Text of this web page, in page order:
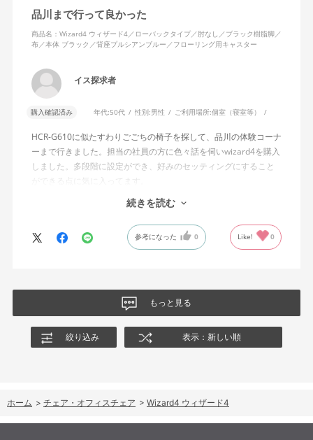
あれば、ロッキング機能としてどのような使用感を想定している
のか疑問に感じています。
角度でもバランスをとりやすい反力特性に自動調整する機能」と
説明されています。しかし、この機能と、最弱設定でも背もたれ
説明を読んでも理解できませんでした。
問い合わせに対しては、「オートフィットシンクロロッキングの
反力特性を自動調整する機能が働いているため」「Wizard2とは機
構が異なるため、同じ挙動にはならない」との回答をいただきま
強度調整との関係や、最弱設定であっても大きな反力が残る理由
製品自体に不具合があるとは考えていませんが、少なくとも私の
ングの特性や体重による使用感の違いが、より分かりやすく案内
されることを期待します。
品川まで行って良かった
商品名：Wizard4 ウィザード4／ローバックタイプ／肘なし／ブラック樹脂脚／
布／本体 ブラック／背座プルシアンブルー／フローリング用キャスター
イス探求者
購入確認済み 年代:50代 性別:男性 ご利用場所:個室（寝室等）
HCR-G610に似たすわりごごちの椅子を探して、品川の体験コーナ
ーまで行きました。担当の社員の方に色々話を伺いwizard4を購入
しました。多段階に設定ができ、好みのセッティングにすること
ができる点に気に入ってます。
しいて言えば、座面がもう少し硬めが好みに近かったなと思いま
す。座面の硬さまで調節出来る機能が有れば完璧だと思います。
続きを読む
参考になった 0 Like! 0
もっと見る
絞り込み 表示：新しい順
ホーム > チェア・オフィスチェア > Wizard4 ウィザード4